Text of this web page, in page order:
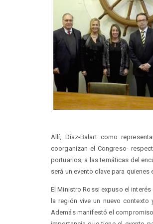
Allí, Díaz-Balart como
coorganizan el Congreso-
portuarios, a las temáticas del
será un evento clave para
El Ministro Rossi expuso el
la región vive un nuevo
Además manifestó el